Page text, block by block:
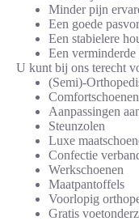
Minder pijn
Een goede
Een stabielere
Een
U kunt bij ons terecht
(Semi)-
Aanpassingen
Steunzolen
Luxe
Confectie
Werkschoenen
Maatpantoffels
Voorlopig
Gratis